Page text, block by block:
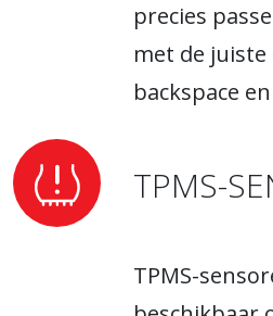
precies
met de
backspace
TPMS-
TPMS-